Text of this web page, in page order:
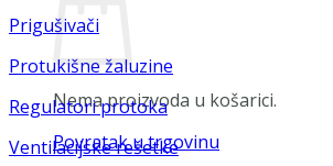
Nema proizvoda u košarici.
Povratak u trgovinu
Prigušivači
Protukišne žaluzine
Regulatori protoka
Ventilacijske rešetke